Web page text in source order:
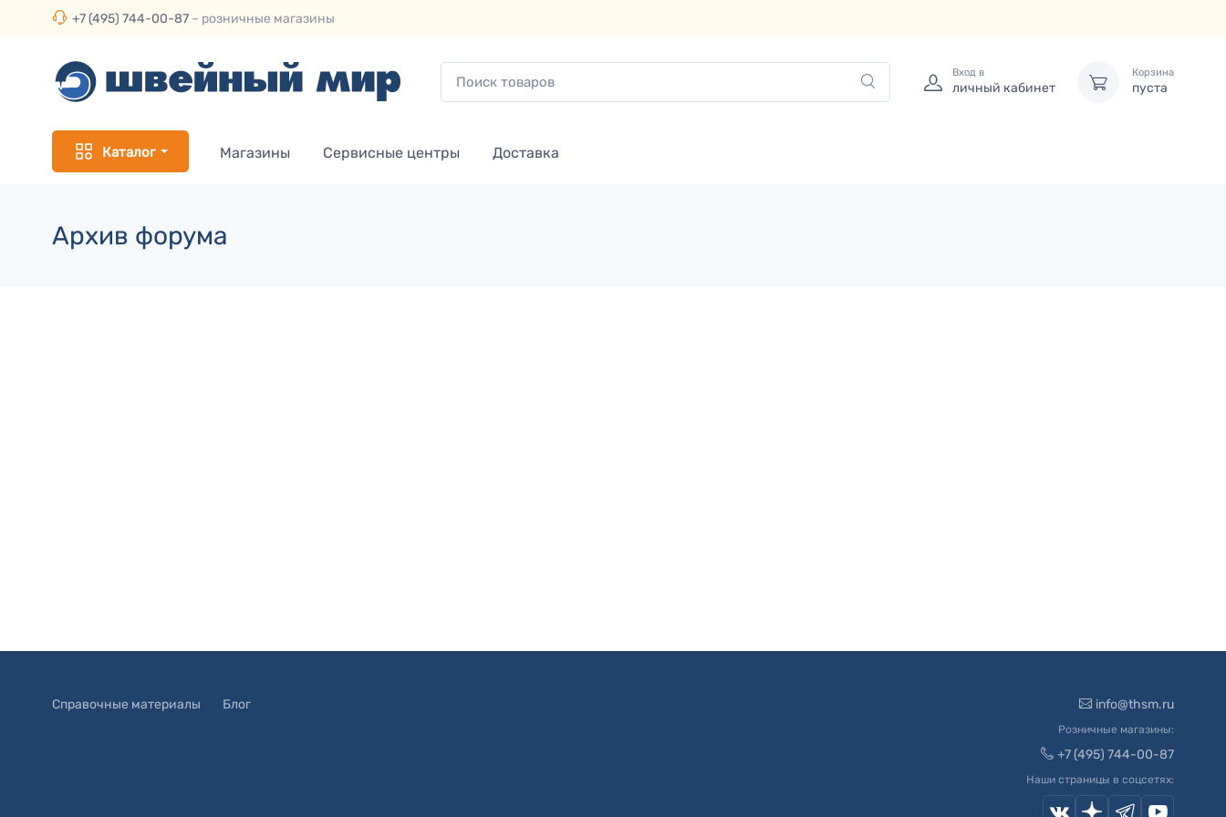
+7 (495) 744-00-87 – розничные магазины
Вход в
личный кабинет
Корзина
пуста
Каталог Магазины Сервисные центры Доставка
Архив форума
Справочные материалы Блог info@thsm.ru
Розничные магазины:
+7 (495) 744-00-87
Наши страницы в соцсетях: